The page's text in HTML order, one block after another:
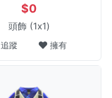
$0
頭飾 (1x1)
追蹤 擁有